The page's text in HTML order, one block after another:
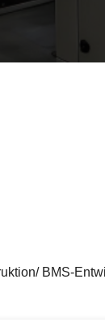
BMS-